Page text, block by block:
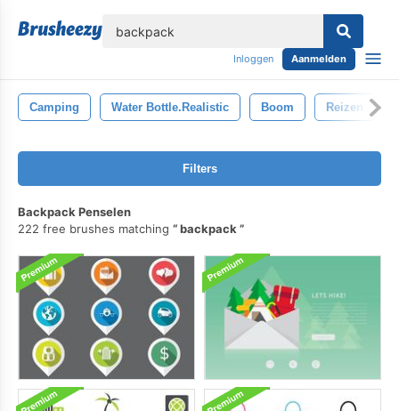
Inloggen Aanmelden
Camping Water Bottle.realistic Boom Reizen
Filters
Backpack Penselen
222 free brushes matching
backpack